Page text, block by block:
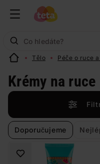
Tělo Péče o ruce
Krémy na ruce
Doporučujeme